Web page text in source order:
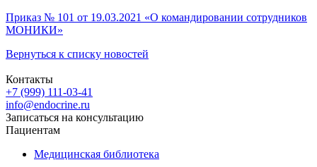
Приказ № 101 от 19.03.2021 «О командировании сотрудников
МОНИКИ»
Вернуться к списку новостей
Контакты
+7 (999) 111-03-41
info@endocrine.ru
Записаться на консультацию
Пациентам
Медицинская библиотека